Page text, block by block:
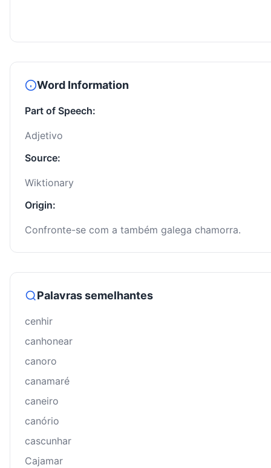
Word Information
Part of Speech:
Adjetivo
Source:
Wiktionary
Origin:
Confronte-se com a também galega chamorra.
Palavras semelhantes
cenhir
canhonear
canoro
canamaré
caneiro
canório
cascunhar
Cajamar